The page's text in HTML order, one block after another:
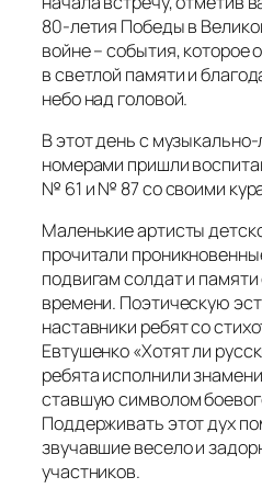
80-летия Победы в
войне – события, которое
в светлой памяти и
небо над головой.
В этот день с
номерами пришли
№ 61 и № 87 со своими
Маленькие артисты
прочитали
подвигам солдат и
времени. Поэтическую
наставники ребят со
Евтушенко «Хотят ли
ребята исполнили
ставшую символом
Поддерживать этот дух
звучавшие весело и
участников.